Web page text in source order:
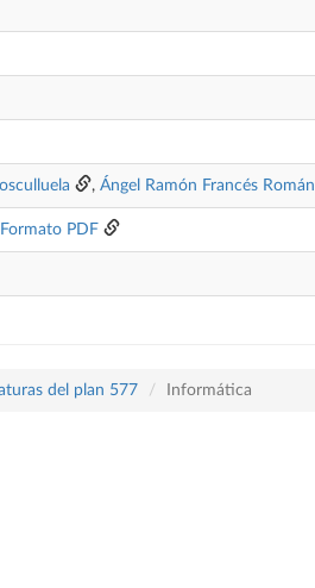
, Ángel Ramón Francés Román
Formato PDF
del plan 577 Informática